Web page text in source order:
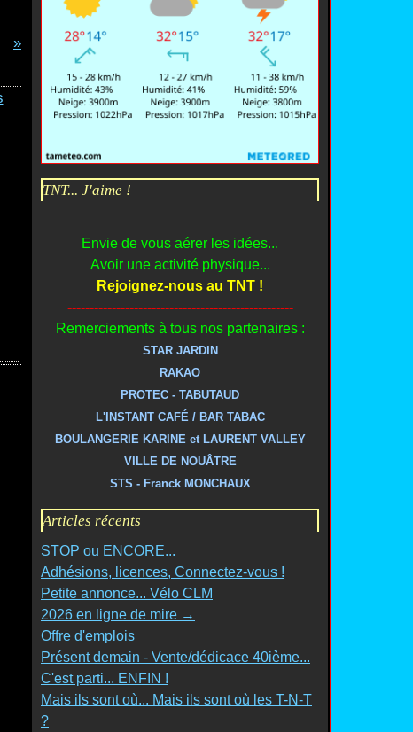
TNT... J'aime !
Envie de vous aérer les idées...
Avoir une activité physique...
Rejoignez-nous au TNT !
---------------------------------------------------
Remerciements à tous nos partenaires :
STAR JARDIN
RAKAO
PROTEC - TABUTAUD
L'INSTANT CAFÉ / BAR TABAC
BOULANGERIE KARINE et LAURENT VALLEY
VILLE DE NOUÂTRE
STS - Franck MONCHAUX
Articles récents
STOP ou ENCORE...
Adhésions, licences, Connectez-vous !
Petite annonce... Vélo CLM
2026 en ligne de mire →
Offre d'emplois
Présent demain - Vente/dédicace 40ième...
C'est parti... ENFIN !
Mais ils sont où... Mais ils sont où les T-N-T
?